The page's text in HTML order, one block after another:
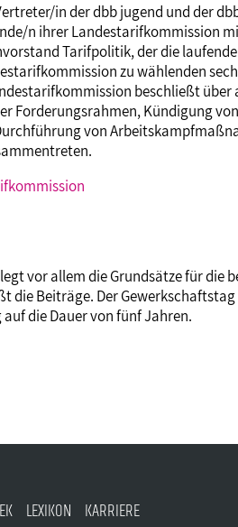
in der dbb jugend und der
n ihrer Landestarifkommission
Tarifpolitik, der die
zu wählenden
beschließt über
Forderungsrahmen, Kündigung
von
vor allem die Grundsätze für
die Beiträge. Der
die Dauer von fünf Jahren.
LEXIKON KARRIERE